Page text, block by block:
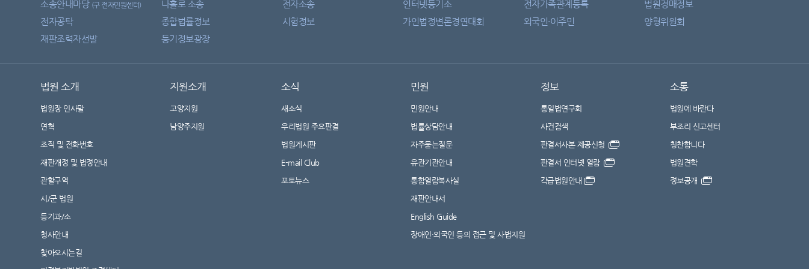
소송안내마당 (구 전자민원센터) 나홀로 소송 전자소송 인터넷등기소 전자가족관계등록
법원경매정보
전자공탁
종합법률정보 시험정보 가인법정변론경연대회 외국인·이주민
양형위원회
재판조력자선발
등기정보광장
법원 소개
법원장 인사말
연혁
조직 및 전화번호
재판개정 및 법정안내
관할구역
시/군 법원
등기과/소
청사안내
찾아오시는길
지원소개
고양지원
남양주지원
소식
새소식
우리법원 주요판결
법원게시판
E-mail Club
포토뉴스
민원
민원안내
법률상담안내
자주묻는질문
유관기관안내
통합열람복사실
재판안내서
English Guide
장애인·외국인 등의 접근 및 사법지원
정보
통일법연구회
사건검색
판결서사본 제공신청
판결서 인터넷 열람
각급법원안내
소통
법원에 바란다
부조리 신고센터
칭찬합니다
법원견학
정보공개